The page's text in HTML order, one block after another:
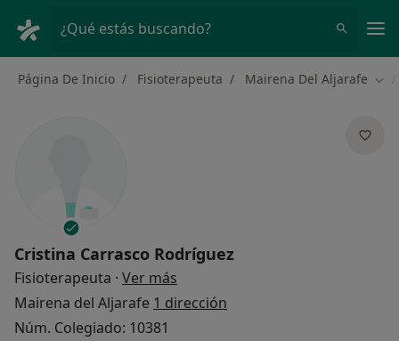
¿Qué estás buscando?
Página De Inicio Fisioterapeuta Mairena Del Aljarafe
Cristina Carrasco Rodríguez
Fisioterapeuta · Ver más
Mairena del Aljarafe 1 dirección
Núm. Colegiado: 10381